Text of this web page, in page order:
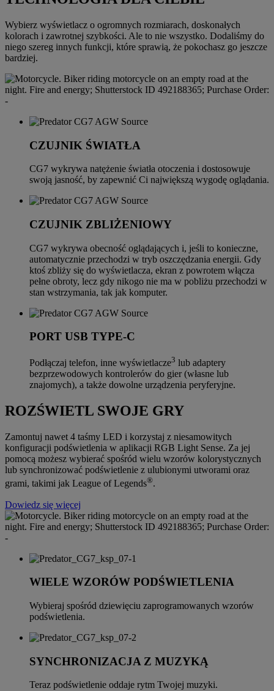
Wybierz wyświetlacz o ogromnych rozmiarach, doskonałych
kolorach i zawrotnej szybkości. Ale to nie wszystko. Dodaliśmy do
niego szereg innych funkcji, które sprawią, że pokochasz go jeszcze
bardziej.
CZUJNIK ŚWIATŁA
CG7 wykrywa natężenie światła otoczenia i dostosowuje
swoją jasność, by zapewnić Ci największą wygodę oglądania.
CZUJNIK ZBLIŻENIOWY
CG7 wykrywa obecność oglądających i, jeśli to konieczne,
automatycznie przechodzi w tryb oszczędzania energii. Gdy
ktoś zbliży się do wyświetlacza, ekran z powrotem włącza
pełne obroty, lecz gdy nikogo nie ma w pobliżu przechodzi w
stan wstrzymania, tak jak komputer.
PORT USB TYPE-C
Podłączaj telefon, inne wyświetlacze3 lub adaptery
bezprzewodowych kontrolerów do gier (własne lub
znajomych), a także dowolne urządzenia peryferyjne.
ROZŚWIETL SWOJE GRY
Zamontuj nawet 4 taśmy LED i korzystaj z niesamowitych
konfiguracji podświetlenia w aplikacji RGB Light Sense. Za jej
pomocą możesz wybierać spośród wielu wzorów kolorystycznych
lub synchronizować podświetlenie z ulubionymi utworami oraz
grami, takimi jak League of Legends®.
Dowiedz się więcej
WIELE WZORÓW PODŚWIETLENIA
Wybieraj spośród dziewięciu zaprogramowanych wzorów
podświetlenia.
SYNCHRONIZACJA Z MUZYKĄ
Teraz podświetlenie oddaje rytm Twojej muzyki.